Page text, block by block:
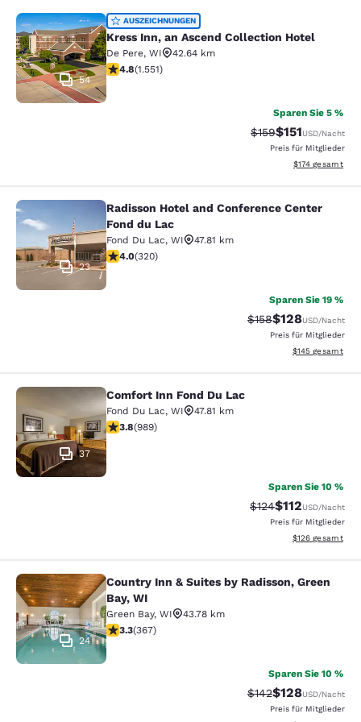
Kress Inn, an Ascend Collection
54
AUSZEICHNUNGEN
Kress Inn, an Ascend Collection Hotel
De Pere, WI
42.64 km
4.84-Sterne-Bewertung. Außergewöhnlich. 1551
4.8(1.551)
Sparen Sie 5 %
Durchgestrichener
$159Vergünstigter
$151USD/Nacht
Preis für Mitglieder
Geschätzte
$174 gesamt
Radisson Hotel and Conference
23
Radisson Hotel and Conference Center
Fond du Lac
Fond Du Lac, WI
47.81 km
4.05-Sterne-Bewertung. Sehr gut. 320 Bewertungen
4.0(320)
Sparen Sie 19 %
Durchgestrichener
$158Vergünstigter
$128USD/Nacht
Preis für Mitglieder
Geschätzte
$145 gesamt
Comfort Inn Fond Du Lac
37
Comfort Inn Fond Du Lac
Fond Du Lac, WI
47.81 km
3.79-Sterne-Bewertung. Gut. 989 Bewertungen
3.8(989)
Sparen Sie 10 %
Durchgestrichener
$124Vergünstigter
$112USD/Nacht
Preis für Mitglieder
Geschätzte
$126 gesamt
Country Inn & Suites by Radisson,
24
Country Inn & Suites by Radisson, Green
Bay, WI
Green Bay, WI
43.78 km
3.28-Sterne-Bewertung. Gut. 367 Bewertungen
3.3(367)
Sparen Sie 10 %
Durchgestrichener
$142Vergünstigter
$128USD/Nacht
Preis für Mitglieder